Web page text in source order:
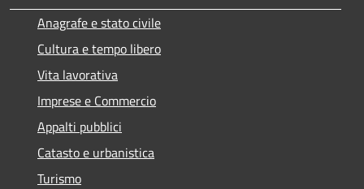
Anagrafe e stato civile
Cultura e tempo libero
Vita lavorativa
Imprese e Commercio
Appalti pubblici
Catasto e urbanistica
Turismo